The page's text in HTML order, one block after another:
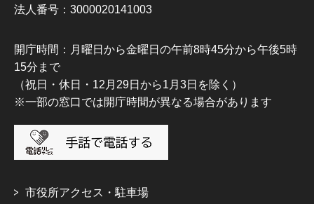
法人番号：3000020141003
開庁時間：月曜日から金曜日の午前8時45分から午後5時
15分まで
（祝日・休日・12月29日から1月3日を除く）
※一部の窓口では開庁時間が異なる場合があります
市役所アクセス・駐車場